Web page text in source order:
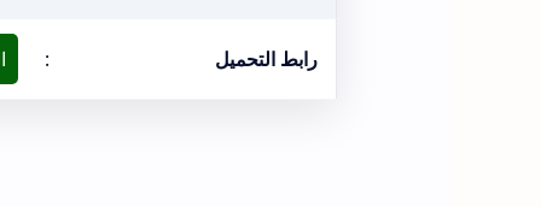
رابط التحميل :